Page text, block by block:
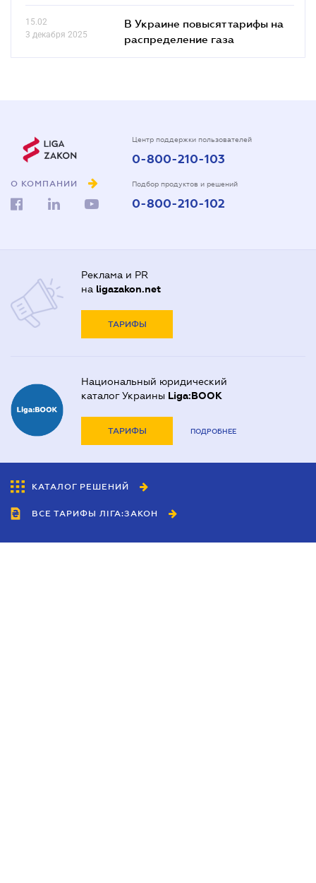
15.02
3 декабря 2025
В Украине повысят тарифы на
распределение газа
О КОМПАНИИ
Центр поддержки пользователей
0-800-210-103
Подбор продуктов и решений
0-800-210-102
Реклама и PR
на ligazakon.net
ТАРИФЫ
Национальный юридический
каталог Украины Liga:BOOK
ТАРИФЫ ПОДРОБНЕЕ
КАТАЛОГ РЕШЕНИЙ
ВСЕ ТАРИФЫ ЛІГА:ЗАКОН